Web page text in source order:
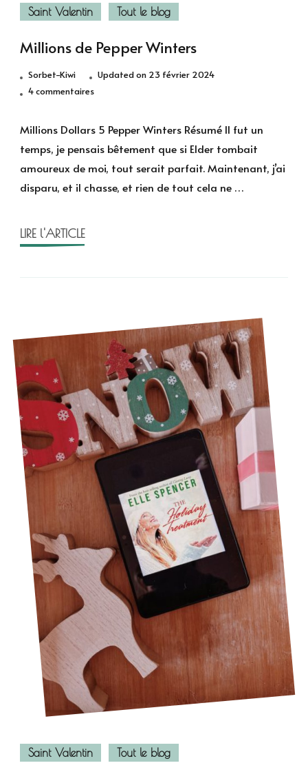
Saint Valentin Tout le blog
Millions de Pepper Winters
Sorbet-Kiwi Updated on 23 février 2024
4 commentairessur
de
Pepper
Winters
Millions Dollars 5 Pepper Winters Résumé Il fut un
temps, je pensais bêtement que si Elder tombait
amoureux de moi, tout serait parfait. Maintenant, j’ai
disparu, et il chasse, et rien de tout cela ne …
LIRE l'ARTICLE
Saint Valentin Tout le blog